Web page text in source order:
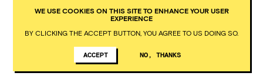
WE USE COOKIES ON THIS SITE TO ENHANCE YOUR USER
EXPERIENCE
BY CLICKING THE ACCEPT BUTTON, YOU AGREE TO US DOING SO.
ACCEPT NO, THANKS